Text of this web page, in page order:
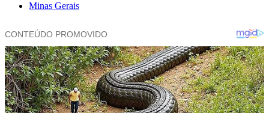
Minas Gerais